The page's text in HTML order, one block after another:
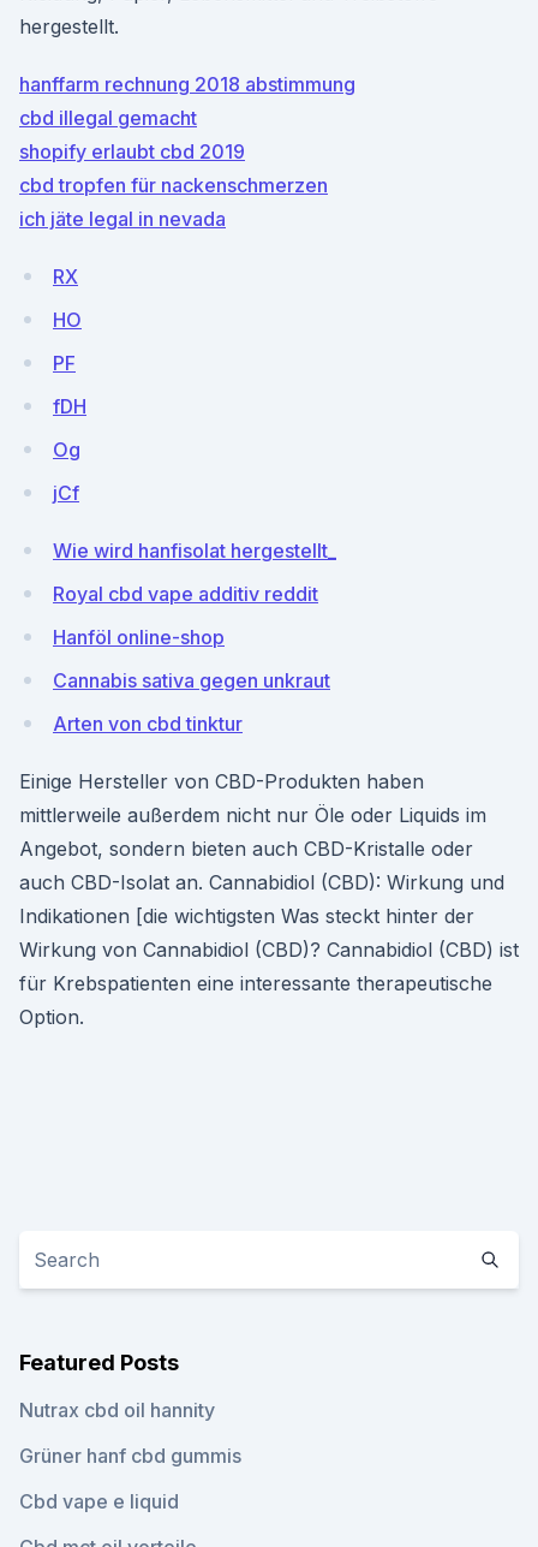
hergestellt.
hanffarm rechnung 2018 abstimmung
cbd illegal gemacht
shopify erlaubt cbd 2019
cbd tropfen für nackenschmerzen
ich jäte legal in nevada
RX
HO
PF
fDH
Og
jCf
Wie wird hanfisolat hergestellt_
Royal cbd vape additiv reddit
Hanföl online-shop
Cannabis sativa gegen unkraut
Arten von cbd tinktur
Einige Hersteller von CBD-Produkten haben
mittlerweile außerdem nicht nur Öle oder Liquids im
Angebot, sondern bieten auch CBD-Kristalle oder
auch CBD-Isolat an. Cannabidiol (CBD): Wirkung und
Indikationen [die wichtigsten Was steckt hinter der
Wirkung von Cannabidiol (CBD)? Cannabidiol (CBD) ist
für Krebspatienten eine interessante therapeutische
Option.
Featured Posts
Nutrax cbd oil hannity
Grüner hanf cbd gummis
Cbd vape e liquid